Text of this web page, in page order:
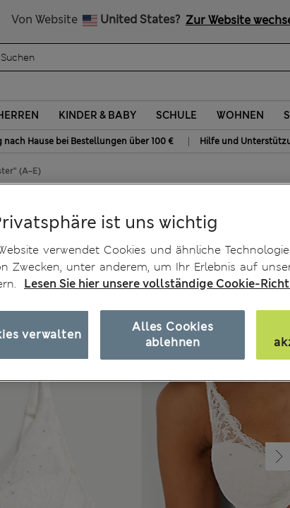
Von Website United States? Zur Website
KINDER & BABY SCHULE WOHNEN
Hause bei Bestellungen über 100 € | Hilfe und
(A–E)
„Aster“ (A–E)
ist uns wichtig
verwendet Cookies und ähnliche
Zwecken, unter anderem, um Ihr Erlebnis auf
Lesen Sie hier unsere vollständige Cookie-
Alles Cookies
ablehnen
verwalten